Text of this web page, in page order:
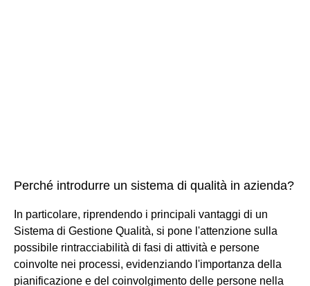
Perché introdurre un sistema di qualità in azienda?
In particolare, riprendendo i principali vantaggi di un
Sistema di Gestione Qualità, si pone l'attenzione sulla
possibile rintracciabilità di fasi di attività e persone
coinvolte nei processi, evidenziando l'importanza della
pianificazione e del coinvolgimento delle persone nella